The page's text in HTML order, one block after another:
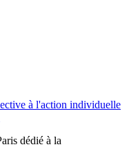
à l'action individuelle
dédié à la